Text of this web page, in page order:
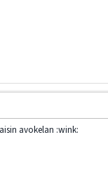
avokelan :wink: